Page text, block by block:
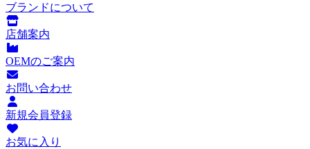
ブランドについて
店舗案内
OEMのご案内
お問い合わせ
新規会員登録
お気に入り